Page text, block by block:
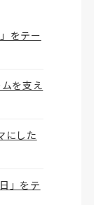
をテー
を支え
にした
」をテ